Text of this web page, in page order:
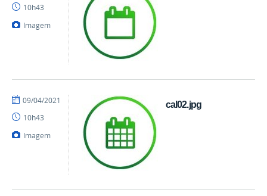
10h43
Imagem
cal02.jpg
por
publicado
09/04/2021
10h43
Imagem